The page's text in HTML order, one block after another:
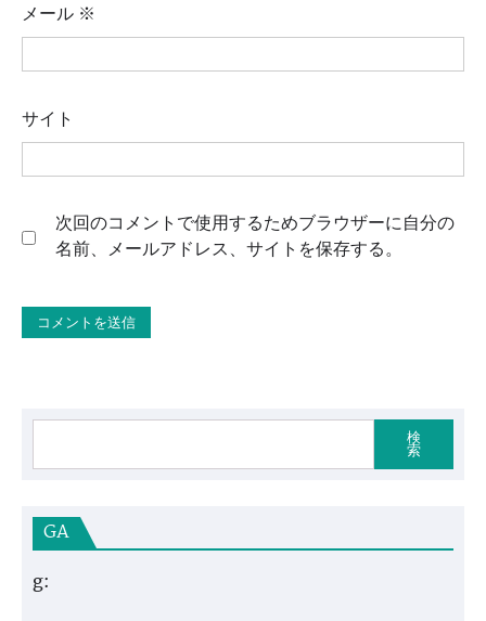
メール ※
サイト
次回のコメントで使用するためブラウザーに自分の
名前、メールアドレス、サイトを保存する。
検
索
GA
g: